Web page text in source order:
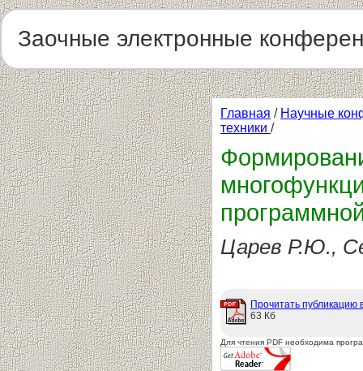
Заочные электронные
Главная / Научные
техники /
Царев Р.Ю.,
Прочитать публикацию
63 Кб
Для чтения PDF необходима